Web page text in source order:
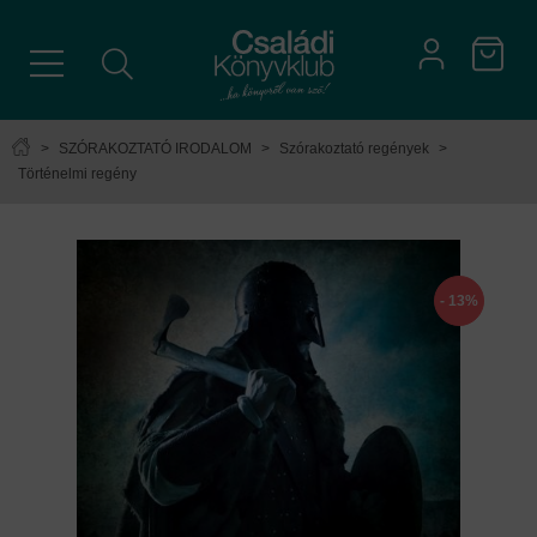
> SZÓRAKOZTATÓ IRODALOM > Szórakoztató regények
>
Történelmi regény
- 13%